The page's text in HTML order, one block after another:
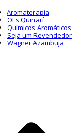
Aromaterapia
OEs Quinarí
Químicos Aromáticos
Seja um Revendedor
Wagner Azambuja